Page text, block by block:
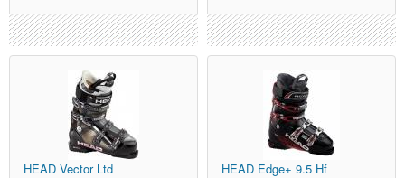
HEAD Vector Ltd HEAD Edge+ 9.5 Hf